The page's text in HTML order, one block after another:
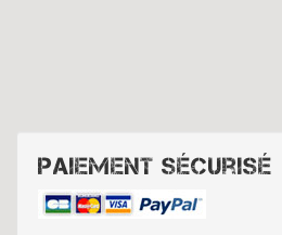
Paiement sécurisé